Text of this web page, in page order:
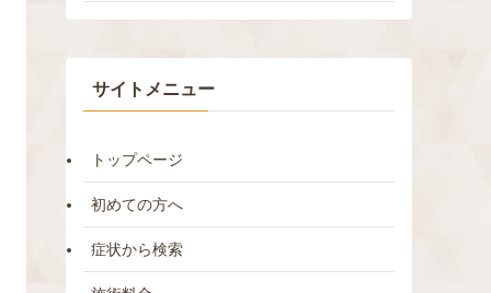
サイトメニュー
トップページ
初めての方へ
症状から検索